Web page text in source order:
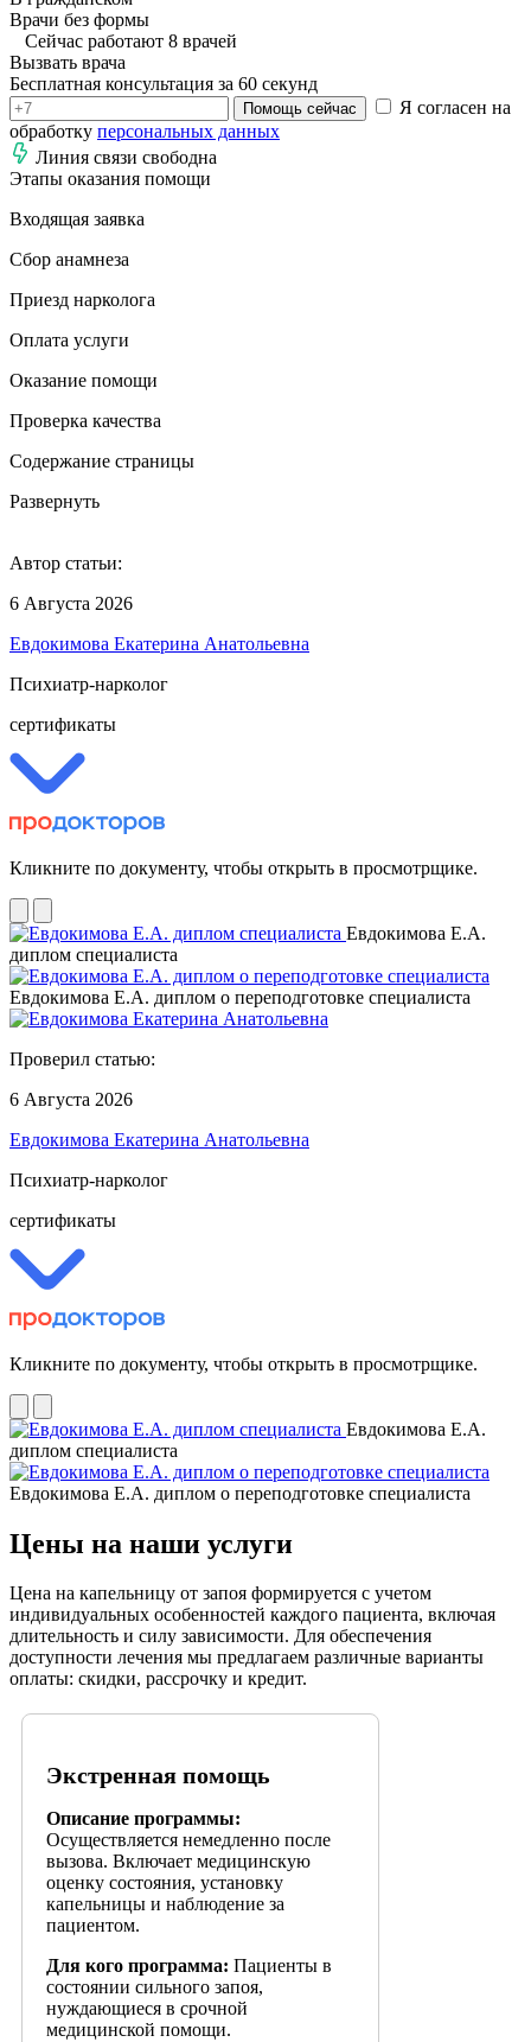
Врачи без формы
Сейчас работают 8 врачей
Вызвать врача
Бесплатная консультация за 60 секунд
Помощь сейчас
Я согласен на
обработку персональных данных
Линия связи свободна
Этапы оказания помощи
Входящая заявка
Сбор анамнеза
Приезд нарколога
Оплата услуги
Оказание помощи
Проверка качества
Содержание страницы
Развернуть
Автор статьи:
6 Августа 2026
Евдокимова Екатерина Анатольевна
Психиатр-нарколог
сертификаты
Кликните по документу, чтобы открыть в просмотрщике.
Евдокимова Е.А.
диплом специалиста
Евдокимова Е.А. диплом о переподготовке специалиста
Проверил статью:
6 Августа 2026
Евдокимова Екатерина Анатольевна
Психиатр-нарколог
сертификаты
Кликните по документу, чтобы открыть в просмотрщике.
Евдокимова Е.А.
диплом специалиста
Евдокимова Е.А. диплом о переподготовке специалиста
Цены на наши услуги
Цена на капельницу от запоя формируется с учетом
индивидуальных особенностей каждого пациента, включая
длительность и силу зависимости. Для обеспечения
доступности лечения мы предлагаем различные варианты
оплаты: скидки, рассрочку и кредит.
Экстренная помощь
Описание программы:
Осуществляется немедленно после
вызова. Включает медицинскую
оценку состояния, установку
капельницы и наблюдение за
пациентом.
Для кого программа: Пациенты в
состоянии сильного запоя,
нуждающиеся в срочной
медицинской помощи.